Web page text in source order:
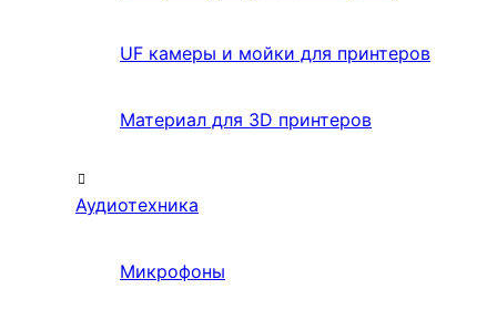
UF камеры и мойки для принтеров
Материал для 3D принтеров
Аудиотехника
Микрофоны